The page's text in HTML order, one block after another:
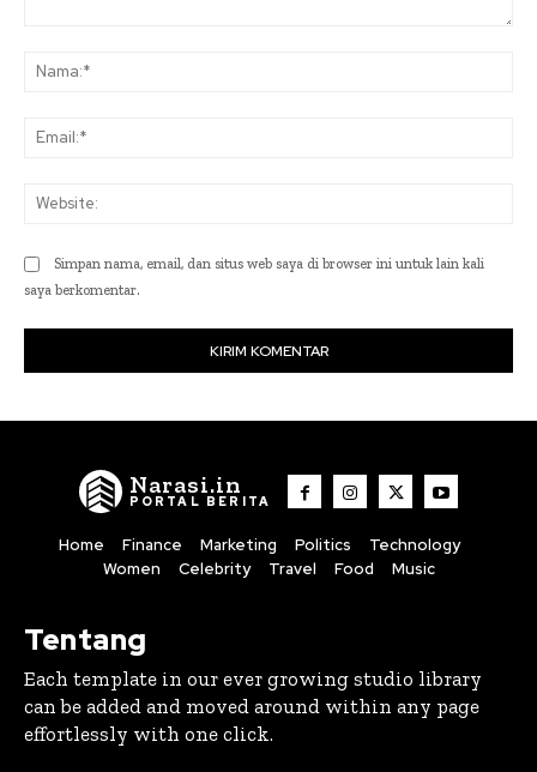
Simpan nama, email, dan situs web saya di browser ini untuk lain kali
saya berkomentar.
Narasi.in
PORTAL BERITA
Home Finance Marketing Politics
Technology
Women
Celebrity Travel Food Music
Tentang
Each template in our ever growing studio library
can be added and moved around within any page
effortlessly with one click.